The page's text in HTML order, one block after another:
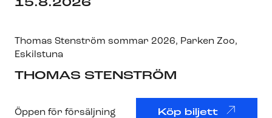
15.8.2026
Thomas Stenström sommar 2026, Parken Zoo,
Eskilstuna
THOMAS STENSTRÖM
Öppen för försäljning Köp biljett